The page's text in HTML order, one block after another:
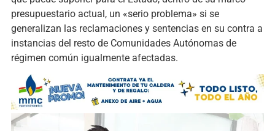
presupuestario actual, un «serio problema» si se
generalizan las reclamaciones y sentencias en su contra a
instancias del resto de Comunidades Autónomas de
régimen común igualmente afectadas.